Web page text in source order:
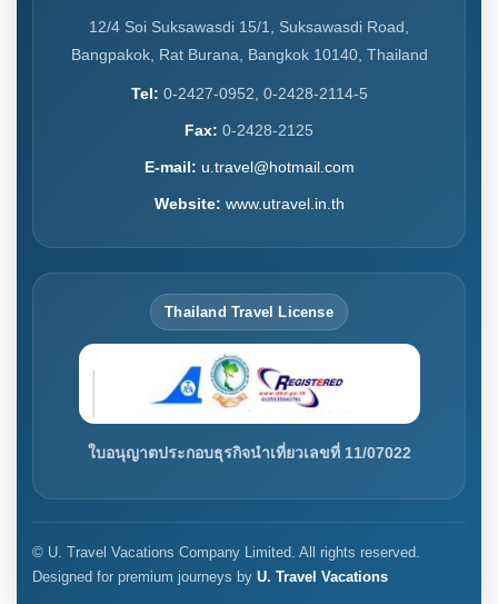
12/4 Soi Suksawasdi 15/1, Suksawasdi Road,
Bangpakok, Rat Burana, Bangkok 10140, Thailand
Tel: 0-2427-0952, 0-2428-2114-5
Fax: 0-2428-2125
E-mail: u.travel@hotmail.com
Website: www.utravel.in.th
Thailand Travel License
ใบอนุญาตประกอบธุรกิจนำเที่ยวเลขที่ 11/07022
© U. Travel Vacations Company Limited. All rights reserved.
Designed for premium journeys by U. Travel Vacations